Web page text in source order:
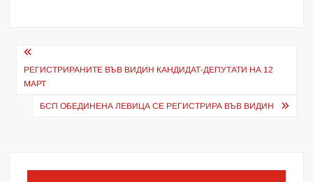
Навигация
РЕГИСТРИРАНИТЕ ВЪВ ВИДИН КАНДИДАТ-ДЕПУТАТИ НА 12
МАРТ
БСП ОБЕДИНЕНА ЛЕВИЦА СЕ РЕГИСТРИРА ВЪВ ВИДИН